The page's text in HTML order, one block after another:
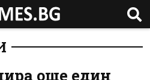
още един